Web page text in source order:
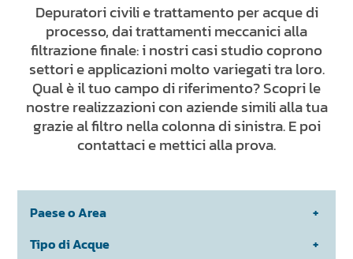
REALIZZAZIONI
ARTICOLI TECNICI
NEWS & EVENTI
RISORSE
EN FR
CHIAMACI: +39 02 9475 4754
Depuratori civili e trattamento per acque di
processo, dai trattamenti meccanici alla
filtrazione finale: i nostri casi studio coprono
settori e applicazioni molto variegati tra loro.
Qual è il tuo campo di riferimento? Scopri le
nostre realizzazioni con aziende simili alla tua
grazie al filtro nella colonna di sinistra. E poi
contattaci e mettici alla prova.
Paese o Area
Tipo di Acque